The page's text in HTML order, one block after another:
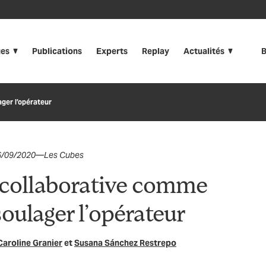
Publications Experts Replay Actualités
l’opérateur
09/2020—Les Cubes
comme
l’opérateur
GranieretSusana Sánchez Restrepo